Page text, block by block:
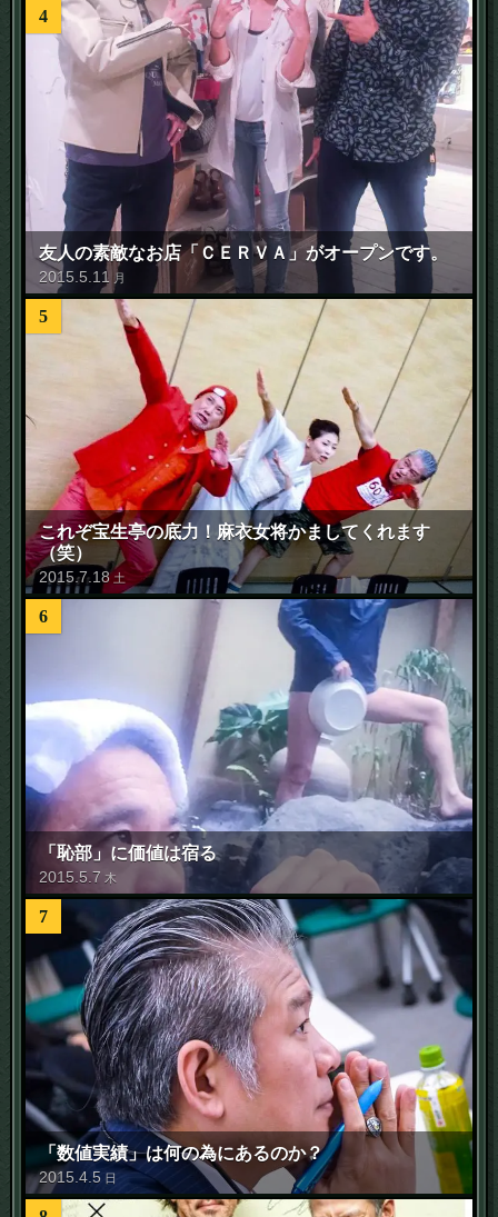
4
友人の素敵なお店「ＣＥＲＶＡ」がオープンです。
2015 5 11 月
5
これぞ宝生亭の底力！麻衣女将かましてくれます
（笑）
2015.7. 18 土
6
「恥部」に価値は宿る
2015 5 .7 木
7
「数値実績」は何の為にあるのか？
2015 .4 .5 日